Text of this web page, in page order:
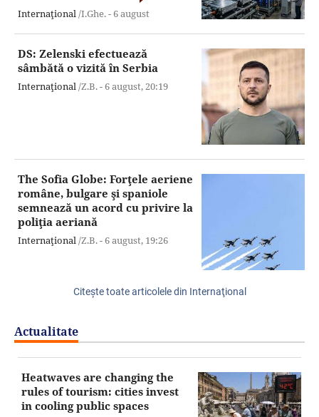
Internaţional/I.Ghe. -6 august
DS: Zelenski efectuează
sâmbătă o vizită în Serbia
Internaţional/Z.B. -6 august,20:19
The Sofia Globe: Forţele aeriene
române, bulgare şi spaniole
semnează un acord cu privire la
poliţia aeriană
Internaţional/Z.B. -6 august, 19:26
Citeşte toate articolele din Internaţional
Actualitate
Heatwaves are changing the
rules of tourism: cities invest
in cooling public spaces